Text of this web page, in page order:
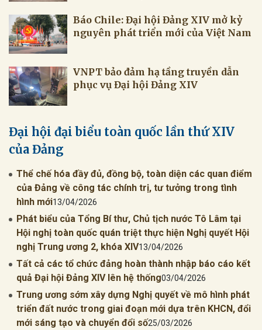
Báo Chile: Đại hội Đảng XIV mở kỷ
nguyên phát triển mới của Việt Nam
VNPT bảo đảm hạ tầng truyền dẫn
phục vụ Đại hội Đảng XIV
Đại hội đại biểu toàn quốc lần thứ XIV
của Đảng
Thể chế hóa đầy đủ, đồng bộ, toàn diện các quan điểm
của Đảng về công tác chính trị, tư tưởng trong tình
hình mới13/04/2026
Phát biểu của Tổng Bí thư, Chủ tịch nước Tô Lâm tại
Hội nghị toàn quốc quán triệt thực hiện Nghị quyết Hội
nghị Trung ương 2, khóa XIV13/04/2026
Tất cả các tổ chức đảng hoàn thành nhập báo cáo kết
quả Đại hội Đảng XIV lên hệ thống03/04/2026
Trung ương sớm xây dựng Nghị quyết về mô hình phát
triển đất nước trong giai đoạn mới dựa trên KHCN, đổi
mới sáng tạo và chuyển đổi số25/03/2026